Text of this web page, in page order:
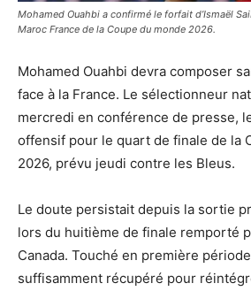
Mohamed Ouahbi a confirmé le forfait d’Ismaël
Maroc France de la Coupe du monde 2026.
Mohamed Ouahbi devra composer
face à la France. Le sélectionneur
mercredi en conférence de presse,
offensif pour le quart de finale de la
2026, prévu jeudi contre les Bleus.
Le doute persistait depuis la sortie
lors du huitième de finale remporté
Canada. Touché en première
suffisamment récupéré pour